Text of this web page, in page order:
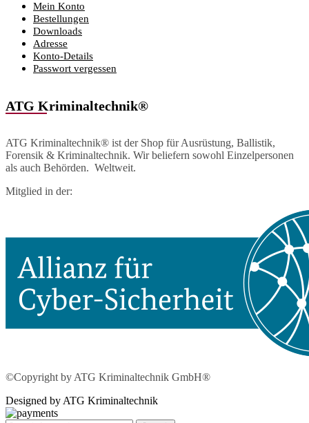
Mein Konto
Bestellungen
Downloads
Adresse
Konto-Details
Passwort vergessen
ATG Kriminaltechnik®
ATG Kriminaltechnik® ist der Shop für Ausrüstung, Ballistik,
Forensik & Kriminaltechnik. Wir beliefern sowohl Einzelpersonen
als auch Behörden. Weltweit.
Mitglied in der:
©Copyright by ATG Kriminaltechnik GmbH®
Designed by ATG Kriminaltechnik